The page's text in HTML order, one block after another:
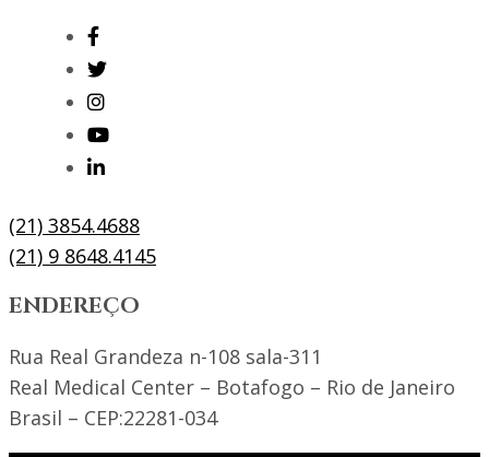
(21) 3854.4688
(21) 9 8648.4145
ENDEREÇO
Rua Real Grandeza n-108 sala-311
Real Medical Center – Botafogo – Rio de Janeiro
Brasil – CEP:22281-034